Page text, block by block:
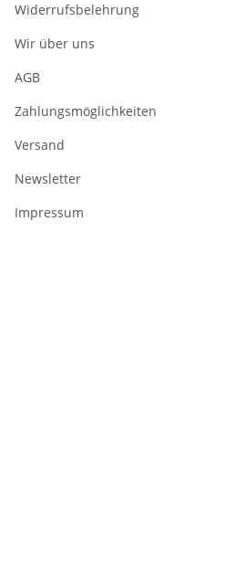
Widerrufsbelehrung
Wir über uns
AGB
Zahlungsmöglichkeiten
Versand
Newsletter
Impressum